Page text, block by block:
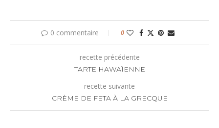
0 commentaire 0
recette précédente
TARTE HAWAÏENNE
recette suivante
CRÈME DE FETA À LA GRECQUE